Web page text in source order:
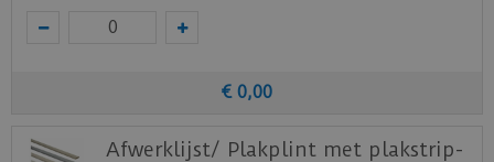
€ 0,00
Afwerklijst/ Plakplint met plakstrip-